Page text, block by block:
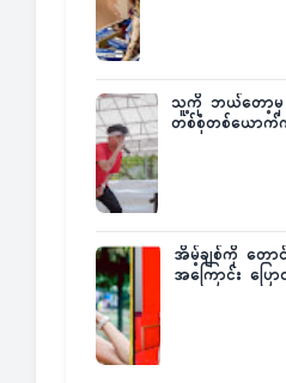
သူ့ကို ဘယ်တော့မှ
တစ်စုံတစ်ယောက်
အိမ့်ချစ်ကို တေ
အကြောင်း ပြ